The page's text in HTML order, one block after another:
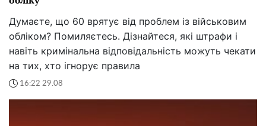
Думаєте, що 60 врятує від проблем із військовим
обліком? Помиляєтесь. Дізнайтеся, які штрафи і
навіть кримінальна відповідальність можуть чекати
на тих, хто ігнорує правила
16:22 29.08